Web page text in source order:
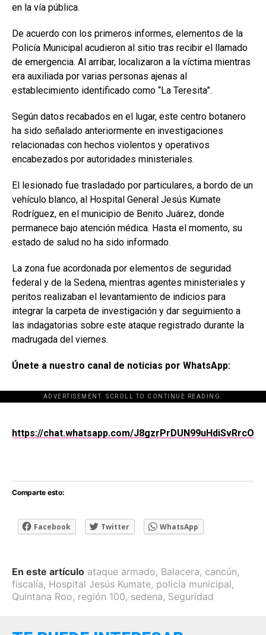
en la vía pública.
De acuerdo con los primeros informes, elementos de la
Policía Municipal acudieron al sitio tras recibir el llamado
de emergencia. Al arribar, localizaron a la víctima mientras
era auxiliada por varias personas ajenas al
establecimiento identificado como “La Teresita”.
Según datos recabados en el lugar, este centro botanero
ha sido señalado anteriormente en investigaciones
relacionadas con hechos violentos y operativos
encabezados por autoridades ministeriales.
El lesionado fue trasladado por particulares, a bordo de un
vehículo blanco, al Hospital General Jesús Kumate
Rodríguez, en el municipio de Benito Juárez, donde
permanece bajo atención médica. Hasta el momento, su
estado de salud no ha sido informado.
La zona fue acordonada por elementos de seguridad
federal y de la Sedena, mientras agentes ministeriales y
peritos realizaban el levantamiento de indicios para
integrar la carpeta de investigación y dar seguimiento a
las indagatorias sobre este ataque registrado durante la
madrugada del viernes.
Únete a nuestro canal de noticias por WhatsApp:
ADVERTISEMENT. SCROLL TO CONTINUE READING.
[adsforwp id="243463"]
https://chat.whatsapp.com/J8gzrPrDUN99uHdiSvRrcO
Comparte esto:
Facebook Twitter WhatsApp
En este artículo ataque armado, Balacera, cancún,
fiscalía, Hospital Jesús Kumate, policía municipal,
Quintana Roo, región 100, sedena, Seguridad